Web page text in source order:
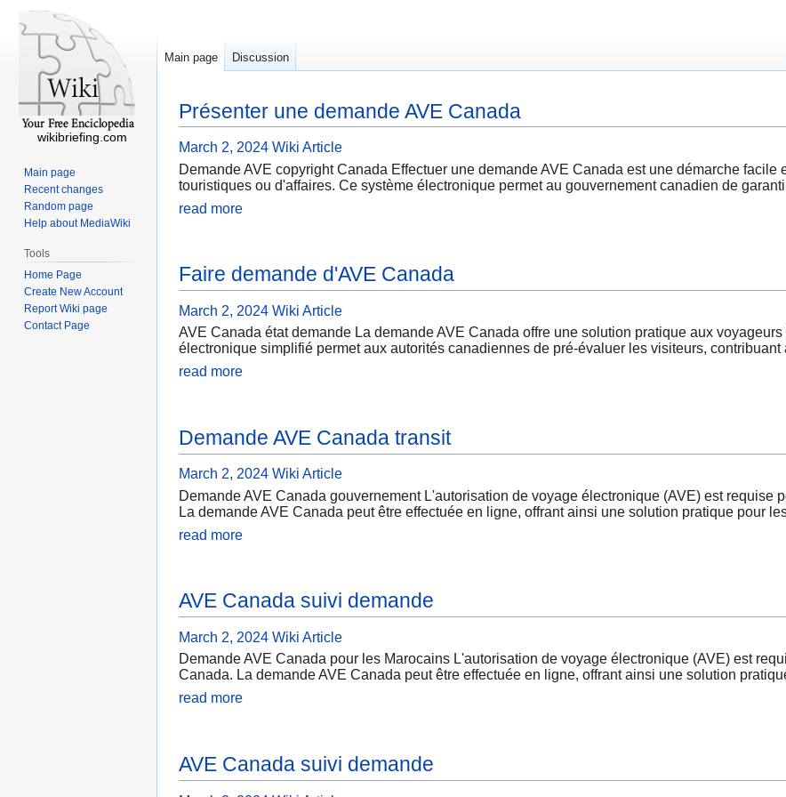
Présenter une demande AVE Canada
March 2, 2024 Wiki Article
Demande AVE copyright Canada Effectuer une demande AVE Canada est une démarche
touristiques ou d'affaires. Ce système électronique permet au gouvernement canadien de
read more
Faire demande d'AVE Canada
March 2, 2024 Wiki Article
AVE Canada état demande La demande AVE Canada offre une solution pratique aux
électronique simplifié permet aux autorités canadiennes de pré-évaluer les visiteurs,
read more
Demande AVE Canada transit
March 2, 2024 Wiki Article
Demande AVE Canada gouvernement L'autorisation de voyage électronique (AVE) est requise
La demande AVE Canada peut être effectuée en ligne, offrant ainsi une solution pratique pour
read more
AVE Canada suivi demande
March 2, 2024 Wiki Article
Demande AVE Canada pour les Marocains L'autorisation de voyage électronique (AVE) est
Canada. La demande AVE Canada peut être effectuée en ligne, offrant ainsi une solution
read more
AVE Canada suivi demande
Main page Discussion
wikibriefing.com
Main page
Recent changes
Random page
Help about MediaWiki
Tools
Home Page
Create New Account
Report Wiki page
Contact Page